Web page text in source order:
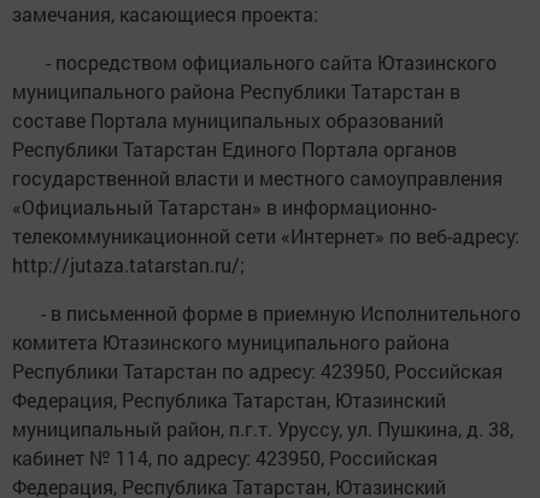
замечания, касающиеся проекта:
- посредством официального сайта Ютазинского
муниципального района Республики Татарстан в
составе Портала муниципальных образований
Республики Татарстан Единого Портала органов
государственной власти и местного самоуправления
«Официальный Татарстан» в информационно-
телекоммуникационной сети «Интернет» по веб-адресу:
http://jutaza.tatarstan.ru/;
- в письменной форме в приемную Исполнительного
комитета Ютазинского муниципального района
Республики Татарстан по адресу: 423950, Российская
Федерация, Республика Татарстан, Ютазинский
муниципальный район, п.г.т. Уруссу, ул. Пушкина, д. 38,
кабинет № 114, по адресу: 423950, Российская
Федерация, Республика Татарстан, Ютазинский